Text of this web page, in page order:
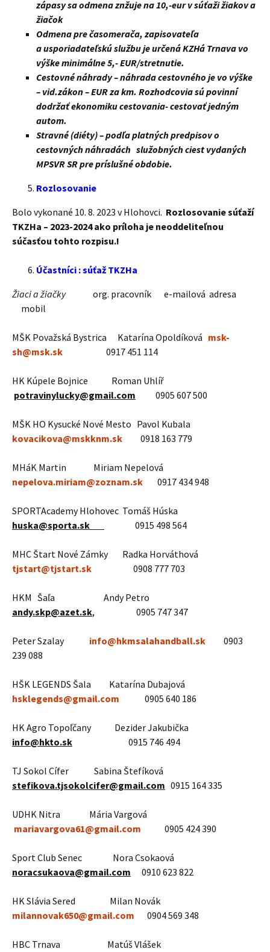
zápasy sa odmena znžuje na 10,-eur v súťaži žiakov a
žiačok
Odmena pre časomerača, zapisovateľa
a usporiadateľskú službu je určená KZHá Trnava vo
výške minimálne 5,- EUR/stretnutie.
Cestovné náhrady – náhrada cestovného je vo výške
– vid.zákon – EUR za km. Rozhodcovia sú povinní
dodržať ekonomiku cestovania- cestovať jedným
autom.
Stravné (diéty) – podľa platných predpisov o
cestovných náhradách služobných ciest vydaných
MPSVR SR pre príslušné obdobie.
Rozlosovanie
Bolo vykonané 10. 8. 2023 v Hlohovci. Rozlosovanie súťaží
TKZHa – 2023-2024 ako príloha je neoddeliteľnou
súčasťou tohto rozpisu.!
Účastníci : súťaž TKZHa
Žiaci a žiačkyorg. pracovník e-mailová adresa
mobil
MŠK Považská Bystrica Katarína Opoldíková msk-
sh@msk.sk
0917 451 114
HK Kúpele Bojnice Roman Uhlíř
potravinylucky@gmail.com
0905 607 500
MŠK HO Kysucké Nové Mesto Pavol Kubala
kovacikova@mskknm.sk 0918 163 779
MHáK Martin Miriam Nepelová
nepelova.miriam@zoznam.sk
0917 434 948
SPORTAcademy Hlohovec Tomáš Húska
huska@sporta.sk
0915 498 564
MHC Štart Nové Zámky Radka Horváthová
tjstart@tjstart.sk 0908 777 703
HKM Šaľa Andy Petro
andy.skp@azet.sk, 0905 747 347
Peter Szalay info@hkmsalahandball.sk 0903
239 088
HŠK LEGENDS Šala Katarína Dubajová
hsklegends@gmail.com
0905 640 186
HK Agro Topoľčany Dezider Jakubička
info@hkto.sk 0915 746 494
TJ Sokol Cífer Sabina Štefíková
stefikova.tjsokolcifer@gmail.com 0915 164 335
UDHK Nitra Mária Vargová
mariavargova61@gmail.com
0905 424 390
Sport Club Senec Nora Csokaová
noracsukaova@gmail.com
0910 623 822
HK Slávia Sered Milan Novák
milannovak650@gmail.com
0904 569 348
HBC Trnava Matúš Vlášek